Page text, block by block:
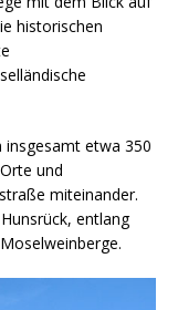
historischen
insgesamt etwa 350
und
miteinander.
entlang